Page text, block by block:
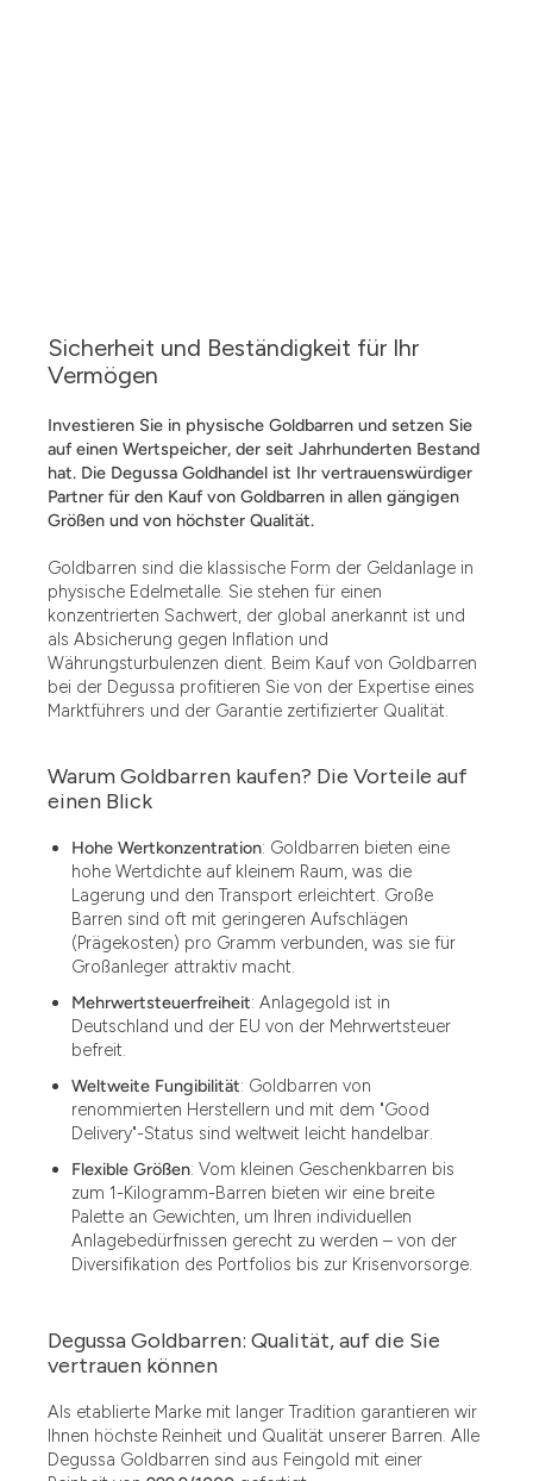
Sicherheit und Beständigkeit für Ihr
Vermögen
Investieren Sie in physische Goldbarren und setzen Sie
auf einen Wertspeicher, der seit Jahrhunderten Bestand
hat. Die Degussa Goldhandel ist Ihr vertrauenswürdiger
Partner für den Kauf von Goldbarren in allen gängigen
Größen und von höchster Qualität.
Goldbarren sind die klassische Form der Geldanlage in
physische Edelmetalle. Sie stehen für einen
konzentrierten Sachwert, der global anerkannt ist und
als Absicherung gegen Inflation und
Währungsturbulenzen dient. Beim Kauf von Goldbarren
bei der Degussa profitieren Sie von der Expertise eines
Marktführers und der Garantie zertifizierter Qualität.
Warum Goldbarren kaufen? Die Vorteile auf
einen Blick
Hohe Wertkonzentration: Goldbarren bieten eine
hohe Wertdichte auf kleinem Raum, was die
Lagerung und den Transport erleichtert. Große
Barren sind oft mit geringeren Aufschlägen
(Prägekosten) pro Gramm verbunden, was sie für
Großanleger attraktiv macht.
Mehrwertsteuerfreiheit: Anlagegold ist in
Deutschland und der EU von der Mehrwertsteuer
befreit.
Weltweite Fungibilität: Goldbarren von
renommierten Herstellern und mit dem "Good
Delivery"-Status sind weltweit leicht handelbar.
Flexible Größen: Vom kleinen Geschenkbarren bis
zum 1-Kilogramm-Barren bieten wir eine breite
Palette an Gewichten, um Ihren individuellen
Anlagebedürfnissen gerecht zu werden – von der
Diversifikation des Portfolios bis zur Krisenvorsorge.
Degussa Goldbarren: Qualität, auf die Sie
vertrauen können
Als etablierte Marke mit langer Tradition garantieren wir
Ihnen höchste Reinheit und Qualität unserer Barren. Alle
Degussa Goldbarren sind aus Feingold mit einer